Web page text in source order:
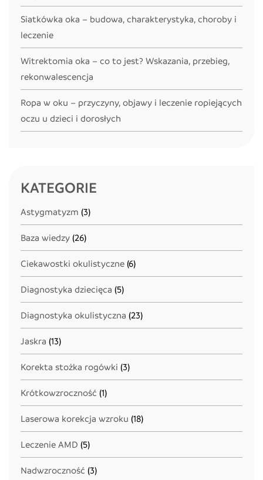
Siatkówka oka – budowa, charakterystyka, choroby i
leczenie
Witrektomia oka – co to jest? Wskazania, przebieg,
rekonwalescencja
Ropa w oku – przyczyny, objawy i leczenie ropiejących
oczu u dzieci i dorosłych
KATEGORIE
Astygmatyzm (3)
Baza wiedzy (26)
Ciekawostki okulistyczne (6)
Diagnostyka dziecięca (5)
Diagnostyka okulistyczna (23)
Jaskra (13)
Korekta stożka rogówki (3)
Krótkowzroczność (1)
Laserowa korekcja wzroku (18)
Leczenie AMD (5)
Nadwzroczność (3)